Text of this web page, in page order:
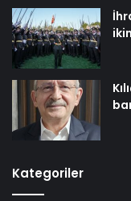
Kategoriler